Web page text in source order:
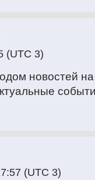
(UTC 3)
новостей
(UTC 3)